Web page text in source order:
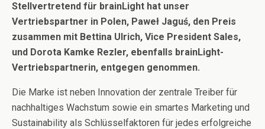
Stellvertretend für brainLight hat unser
Vertriebspartner in Polen, Paweł Jaguś, den Preis
zusammen mit Bettina Ulrich, Vice President Sales,
und Dorota Kamke Rezler, ebenfalls brainLight-
Vertriebspartnerin, entgegen genommen.
Die Marke ist neben Innovation der zentrale Treiber für
nachhaltiges Wachstum sowie ein smartes Marketing und
Sustainability als Schlüsselfaktoren für jedes erfolgreiche